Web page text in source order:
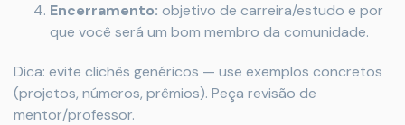
Encerramento: objetivo de carreira/estudo e por
que você será um bom membro da comunidade.
Dica: evite clichês genéricos — use exemplos concretos
(projetos, números, prêmios). Peça revisão de
mentor/professor.